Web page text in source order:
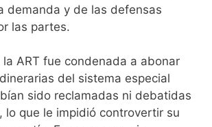
demanda y de las defensas
las partes.
la ART fue condenada a abonar
del sistema especial
sido reclamadas ni debatidas
lo que le impidió controvertir su